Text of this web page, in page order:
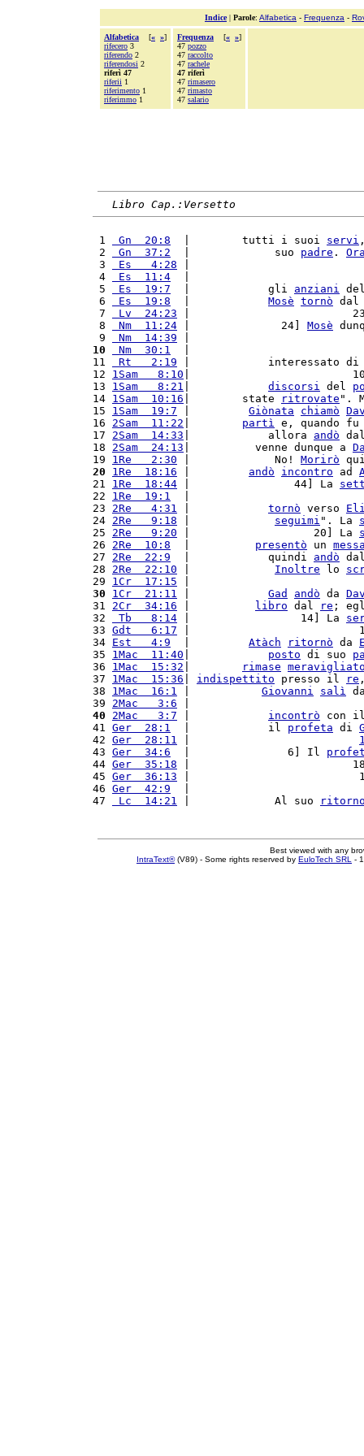
Indice| Parole: Alfabetica - Frequenza -
Alfabetica [« »]
rifecero 3
riferendo 2
riferendosi 2
riferì 47
riferii 1
riferimento 1
riferimmo 1
Frequenza [« »]
47 pozzo
47 raccolto
47 rachele
47 riferì
47 rimasero
47 rimasto
47 salario
Libro Cap.:Versetto
1 Gn  20:8
  |        tutti i suoi
servi
2
Gn  37:2
  |             suo
padre .
3
Es   4:28
4
Es  11:4
5
Es  19:7
  |            gli
anziani
6
Es  19:8 Mosè tornò
7
Lv  24:23 |
8
Nm  11:24 |              24] Mosè
9
Nm  14:39
10
Nm  30:1
11
Rt   2:19 |            interessato
12 1Sam   8:10 |
13 1Sam   8:21 discorsi del
14 1Sam  10:16 |        state ritrovate ".
15 1Sam  19:7 Giònata chiamò
16 2Sam  11:22 partì e, quando
17 2Sam  14:33 |            allora andò
18 2Sam  24:13 |          venne dunque a
19 1Re   2:30 |             No! Morirò
20
1Re  18:16 andò incontro ad
21 1Re  18:44 |                44] La
22 1Re  19:1
23 2Re   4:31 tornò verso
24 2Re   9:18 seguimi ". La
25 2Re   9:20 |                   20] La
26 2Re  10:8 presentò un
27 2Re  22:9
  |            quindi
andò
28 2Re  22:10 Inoltre lo
29 1Cr  17:15
30
1Cr  21:11 Gad andò da
31 2Cr  34:16 libro dal re ;
32
Tb   8:14 |                 14] La
33 Gdt   6:17 |
34 Est   4:9 Atàch ritornò da
35 1Mac  11:40 posto di suo
36 1Mac  15:32 rimase
37 1Mac  15:36 indispettito presso il re
38 1Mac  16:1 Giovanni salì
39 2Mac   3:6
40
2Mac   3:7 incontrò con
41 Ger  28:1
  |            il
profeta di
42 Ger  28:11
43 Ger  34:6
  |               6] Il
44 Ger  35:18 |
45 Ger  36:13 |
46 Ger  42:9
47
Lc  14:21 |             Al suo
Best viewed with any
IntraText®(V89) - Some rights reserved by EuloTech SRL -